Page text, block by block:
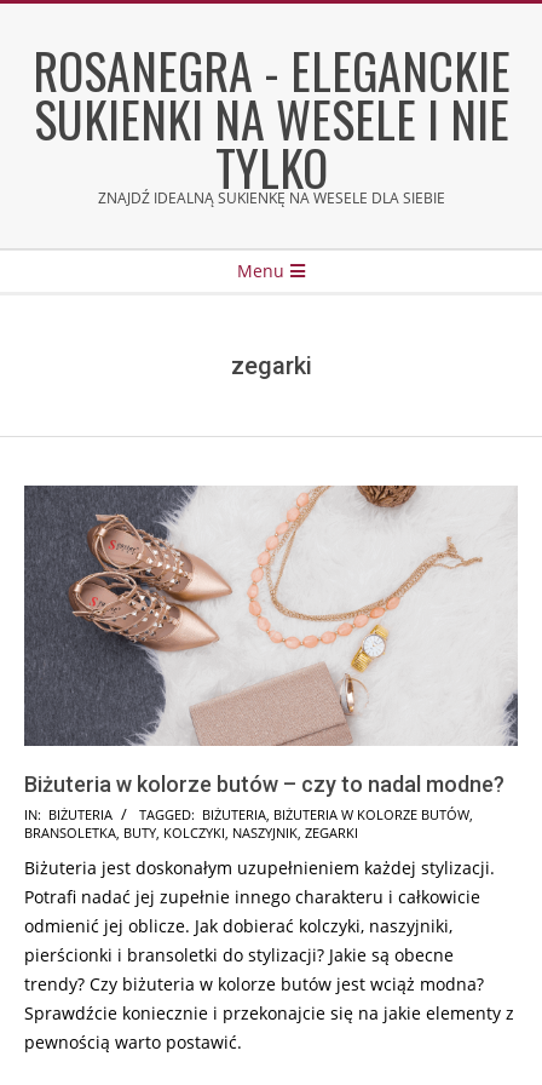
contentROSANEGRA - ELEGANCKIE
SUKIENKI NA WESELE I NIE
TYLKO
ZNAJDŹ IDEALNĄ SUKIENKĘ NA WESELE DLA SIEBIE
Menu
zegarki
Biżuteria w kolorze butów – czy to nadal modne?
2025-
08-
22
IN: BIŻUTERIA TAGGED: BIŻUTERIA BIŻUTERIA W KOLORZE BUTÓW
BRANSOLETKA BUTY KOLCZYKI NASZYJNIK ZEGARKI
Biżuteria jest doskonałym uzupełnieniem każdej stylizacji.
Potrafi nadać jej zupełnie innego charakteru i całkowicie
odmienić jej oblicze. Jak dobierać kolczyki, naszyjniki,
pierścionki i bransoletki do stylizacji? Jakie są obecne
trendy? Czy biżuteria w kolorze butów jest wciąż modna?
Sprawdźcie koniecznie i przekonajcie się na jakie elementy z
pewnością warto postawić.